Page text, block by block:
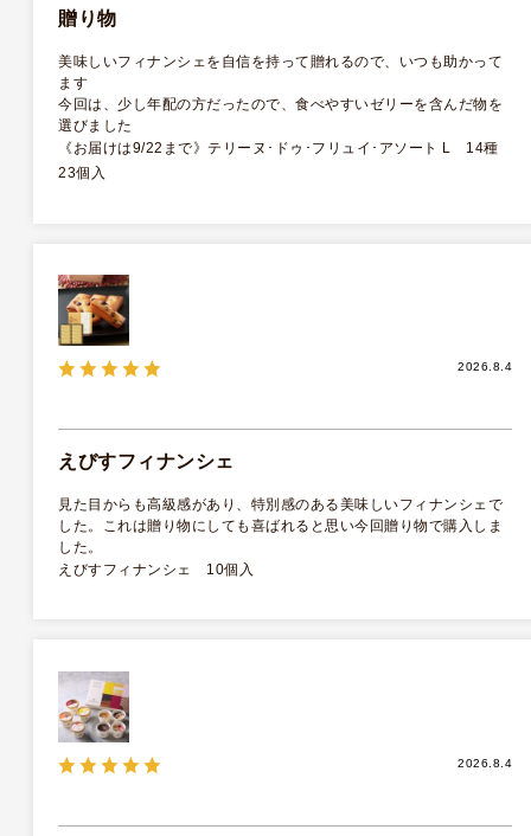
贈り物
美味しいフィナンシェを自信を持って贈れるので、いつも助かって
ます
今回は、少し年配の方だったので、食べやすいゼリーを含んだ物を
選びました
《お届けは9/22まで》テリーヌ･ドゥ･フリュイ･アソート L 14種
23個入
2026.8.4
えびすフィナンシェ
見た目からも高級感があり、特別感のある美味しいフィナンシェで
した。これは贈り物にしても喜ばれると思い今回贈り物で購入しま
した。
えびすフィナンシェ 10個入
2026.8.4